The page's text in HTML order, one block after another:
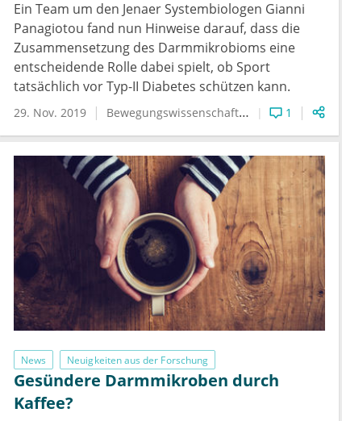
Ein Team um den Jenaer Systembiologen Gianni
Panagiotou fand nun Hinweise darauf, dass die
Zusammensetzung des Darmmikrobioms eine
entscheidende Rolle dabei spielt, ob Sport
tatsächlich vor Typ-II Diabetes schützen kann.
29. Nov. 2019 Bewegungswissenschaften Mikrobiom
1
News Neuigkeiten aus der Forschung
Gesündere Darmmikroben durch
Kaffee?